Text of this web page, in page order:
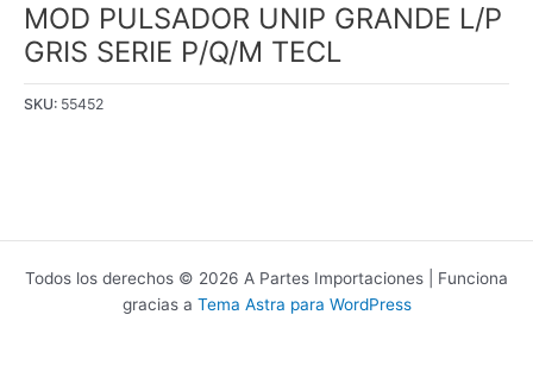
MOD PULSADOR UNIP GRANDE L/P
GRIS SERIE P/Q/M TECL
SKU: 55452
Todos los derechos © 2026 A Partes Importaciones | Funciona
gracias a Tema Astra para WordPress